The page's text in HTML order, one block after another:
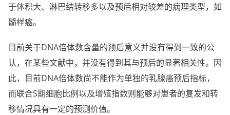
于体积大、淋巴结转移多以及预后相对较差的病理类型，如
髓样癌。
目前关于DNA倍体数含量的预后意义并没有得到一致的公
认，在某些文献中，并没有得到其与预后的显著相关性。因
此，目前DNA倍体数尚不能作为单独的乳腺癌预后指标，
而联合S期细胞比例以及增殖指数则能够对患者的复发和转
移情况具有一定的预测价值。